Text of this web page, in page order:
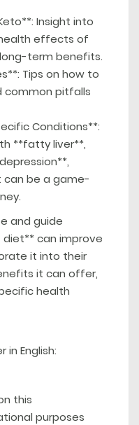
Insight into
effects of
term benefits.
Tips on how to
common pitfalls
Conditions**:
**fatty liver**,
can be a game-
and guide
can improve
it into their
it can offer,
health
in English:
this
purposes